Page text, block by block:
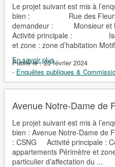
Le projet suivant est mis à
bien : Rue des
demandeur : Monsieur et
Activité principale :
et zone : zone d’habitation
En savoir plus
Publié le :23 février 2024
- Enquêtes publiques &
Avenue Notre-Dame de
Le projet suivant est mis à
bien : Avenue Notre-Dame
: CSNG Activité principale :
appartements Périmètre et
particulier d’affectation du ...